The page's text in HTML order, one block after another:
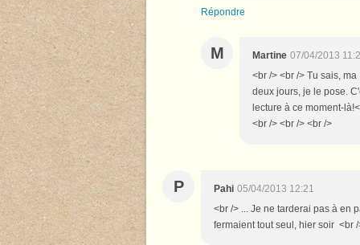
Répondre
M Martine 07/04/2013
<br /> <br /> Tu sais,
deux jours, je le pose.
lecture à ce moment-
<br /> <br /> <br />
P Pahi 05/04/2013 12:21
<br /> ... Je ne tarderai pas à en
fermaient tout seul, hier soir <br